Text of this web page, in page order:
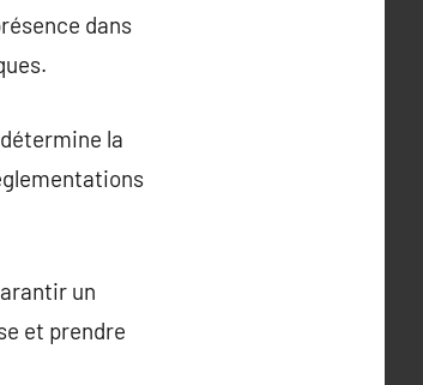
dans
la
un
et prendre